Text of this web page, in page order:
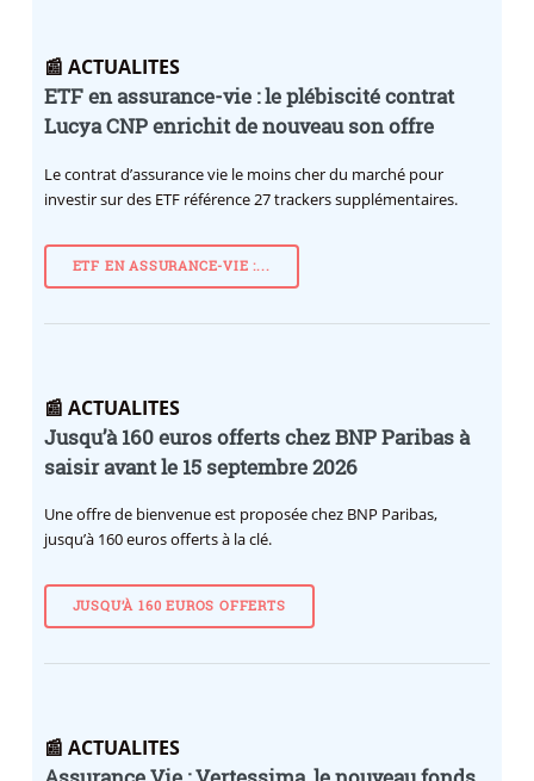
📰 ACTUALITES
ETF en assurance-vie : le plébiscité contrat
Lucya CNP enrichit de nouveau son offre
Le contrat d’assurance vie le moins cher du marché pour
investir sur des ETF référence 27 trackers supplémentaires.
ETF EN ASSURANCE-VIE :...
📰 ACTUALITES
Jusqu’à 160 euros offerts chez BNP Paribas à
saisir avant le 15 septembre 2026
Une offre de bienvenue est proposée chez BNP Paribas,
jusqu’à 160 euros offerts à la clé.
JUSQU’À 160 EUROS OFFERTS
📰 ACTUALITES